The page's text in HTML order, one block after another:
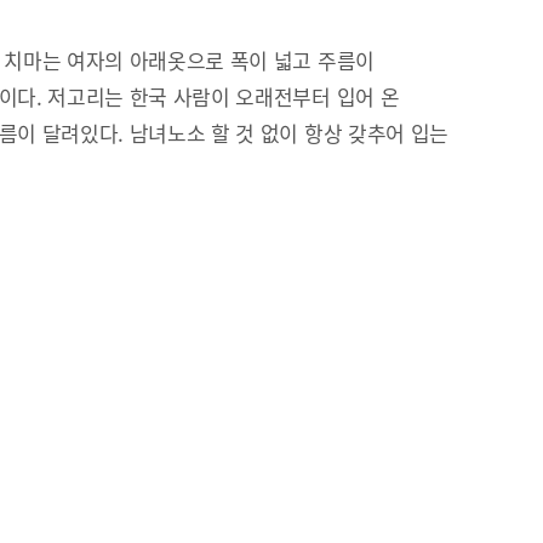
마는 여자의 아래옷으로 폭이 넓고 주름이
다. 저고리는 한국 사람이 오래전부터 입어 온
이 달려있다. 남녀노소 할 것 없이 항상 갖추어 입는